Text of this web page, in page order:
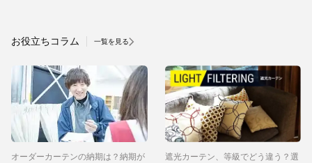
お役立ちコラム 一覧を見る
オーダーカーテンの納期は？納期が
遮光カーテン、等級でどう違う？選